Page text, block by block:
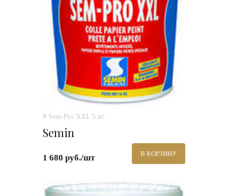
# Sem-Pro XXL 5 кг.
Semin
1 680 руб./шт В КОРЗИНУ